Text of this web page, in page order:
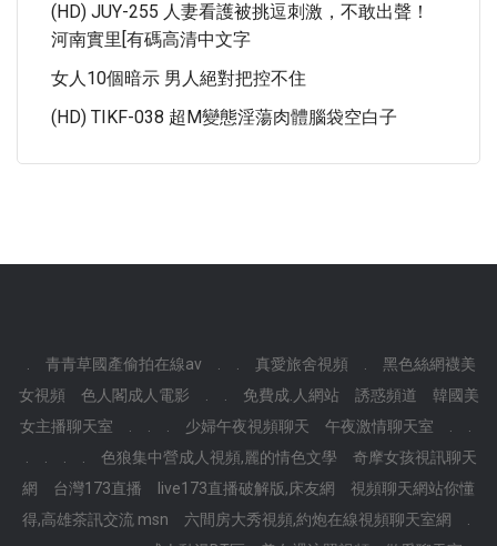
(HD) JUY-255 人妻看護被挑逗刺激，不敢出聲！
河南實里[有碼高清中文字
女人10個暗示 男人絕對把控不住
(HD) TIKF-038 超M變態淫蕩肉體腦袋空白子
青青草國產偷拍在線av 真愛旅舍視頻
黑色絲網襪美
女視頻
色人閣成人電影 免費成.人網站 誘惑頻道
韓國美
女主播聊天室
少婦午夜視頻聊天 午夜激情聊天室
色狼集中營成人視頻,麗的情色文學
奇摩女孩視訊聊天
網
台灣173直播 live173直播破解版,床友網
視頻聊天網站你懂
得,高雄茶訊交流 msn
六間房大秀視頻,約炮在線視頻聊天室網